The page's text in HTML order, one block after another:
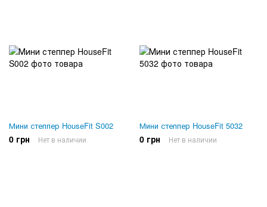
Мини степпер HouseFit S002
0 грн Нет в наличии
Мини степпер HouseFit 5032
0 грн Нет в наличии